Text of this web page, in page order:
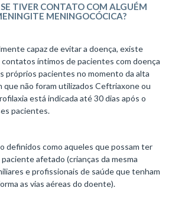
TIVER CONTATO COM ALGUÉM
MENINGOCÓCICA?
capaz de evitar a doença, existe
contatos íntimos de pacientes com doença
próprios pacientes no momento da alta
que não foram utilizados Ceftriaxone ou
está indicada até 30 dias após o
pacientes.
definidos como aqueles que possam ter
afetado (crianças da mesma
e profissionais de saúde que tenham
as vias aéreas do doente).